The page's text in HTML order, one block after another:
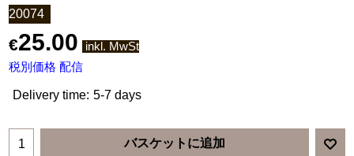
20074
€25.00
inkl. MwSt
税別価格 配信
Delivery time: 5-7 days
バスケットに追加